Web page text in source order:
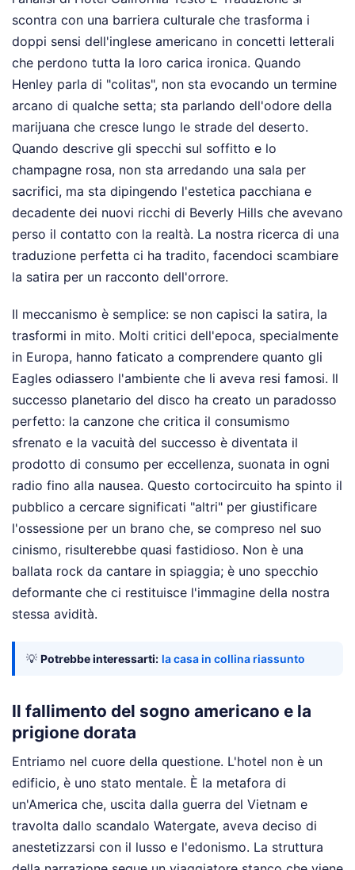
scontra con una barriera culturale che trasforma i
doppi sensi dell'inglese americano in concetti letterali
che perdono tutta la loro carica ironica. Quando
Henley parla di "colitas", non sta evocando un termine
arcano di qualche setta; sta parlando dell'odore della
marijuana che cresce lungo le strade del deserto.
Quando descrive gli specchi sul soffitto e lo
champagne rosa, non sta arredando una sala per
sacrifici, ma sta dipingendo l'estetica pacchiana e
decadente dei nuovi ricchi di Beverly Hills che avevano
perso il contatto con la realtà. La nostra ricerca di una
traduzione perfetta ci ha tradito, facendoci scambiare
la satira per un racconto dell'orrore.
Il meccanismo è semplice: se non capisci la satira, la
trasformi in mito. Molti critici dell'epoca, specialmente
in Europa, hanno faticato a comprendere quanto gli
Eagles odiassero l'ambiente che li aveva resi famosi. Il
successo planetario del disco ha creato un paradosso
perfetto: la canzone che critica il consumismo
sfrenato e la vacuità del successo è diventata il
prodotto di consumo per eccellenza, suonata in ogni
radio fino alla nausea. Questo cortocircuito ha spinto il
pubblico a cercare significati "altri" per giustificare
l'ossessione per un brano che, se compreso nel suo
cinismo, risulterebbe quasi fastidioso. Non è una
ballata rock da cantare in spiaggia; è uno specchio
deformante che ci restituisce l'immagine della nostra
stessa avidità.
💡 Potrebbe interessarti: la casa in collina riassunto
Il fallimento del sogno americano e la
prigione dorata
Entriamo nel cuore della questione. L'hotel non è un
edificio, è uno stato mentale. È la metafora di
un'America che, uscita dalla guerra del Vietnam e
travolta dallo scandalo Watergate, aveva deciso di
anestetizzarsi con il lusso e l'edonismo. La struttura